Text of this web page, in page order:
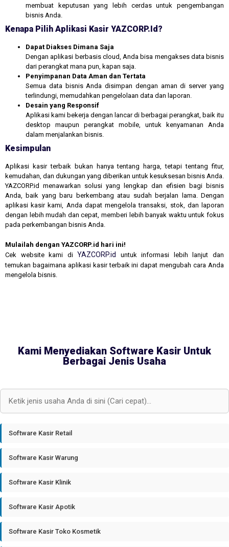
membuat keputusan yang lebih cerdas untuk pengembangan
bisnis Anda.
Kenapa Pilih Aplikasi Kasir YAZCORP.id?
Dapat Diakses Dimana Saja
Dengan aplikasi berbasis cloud, Anda bisa mengakses data bisnis
dari perangkat mana pun, kapan saja.
Penyimpanan Data Aman dan Tertata
Semua data bisnis Anda disimpan dengan aman di server yang
terlindungi, memudahkan pengelolaan data dan laporan.
Desain yang Responsif
Aplikasi kami bekerja dengan lancar di berbagai perangkat, baik itu
desktop maupun perangkat mobile, untuk kenyamanan Anda
dalam menjalankan bisnis.
Kesimpulan
Aplikasi kasir terbaik bukan hanya tentang harga, tetapi tentang fitur,
kemudahan, dan dukungan yang diberikan untuk kesuksesan bisnis Anda.
YAZCORP.id menawarkan solusi yang lengkap dan efisien bagi bisnis
Anda, baik yang baru berkembang atau sudah berjalan lama. Dengan
aplikasi kasir kami, Anda dapat mengelola transaksi, stok, dan laporan
dengan lebih mudah dan cepat, memberi lebih banyak waktu untuk fokus
pada perkembangan bisnis Anda.
Mulailah dengan YAZCORP.id hari ini!
Cek website kami di YAZCORP.id
untuk informasi lebih lanjut dan
temukan bagaimana aplikasi kasir terbaik ini dapat mengubah cara Anda
mengelola bisnis.
Kami Menyediakan Software Kasir Untuk
Berbagai Jenis Usaha
Software Kasir Retail
Software Kasir Warung
Software Kasir Klinik
Software Kasir Apotik
Software Kasir Toko Kosmetik